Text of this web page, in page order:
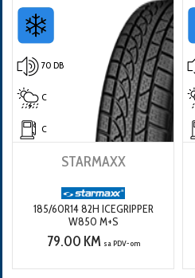
70 DB
C
C
STARMAXX
185/60R14 82H ICEGRIPPER
W850 M+S
79.00 KM sa PDV-om